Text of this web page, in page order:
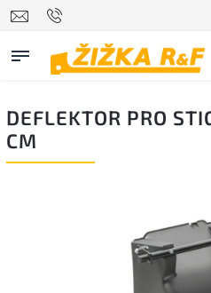
DEFLEKTOR PRO
CM